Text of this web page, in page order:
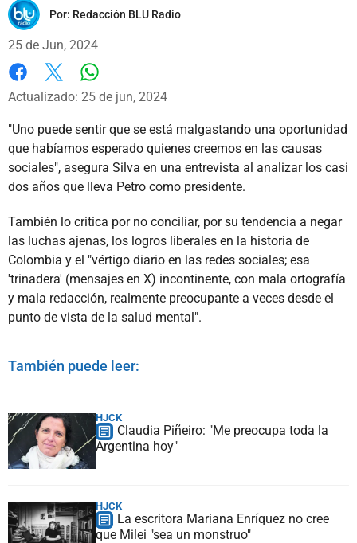
Por: Redacción BLU Radio
25 de Jun, 2024
Facebook
X
Actualizado: 25 de jun, 2024
"Uno puede sentir que se está malgastando una oportunidad
que habíamos esperado quienes creemos en las causas
sociales", asegura Silva en una entrevista al analizar los casi
dos años que lleva Petro como presidente.
También lo critica por no conciliar, por su tendencia a negar
las luchas ajenas, los logros liberales en la historia de
Colombia y el "vértigo diario en las redes sociales; esa
'trinadera' (mensajes en X) incontinente, con mala ortografía
y mala redacción, realmente preocupante a veces desde el
punto de vista de la salud mental".
También puede leer:
HJCK
Claudia Piñeiro: "Me preocupa toda la
Argentina hoy"
HJCK
La escritora Mariana Enríquez no cree
que Milei "sea un monstruo"